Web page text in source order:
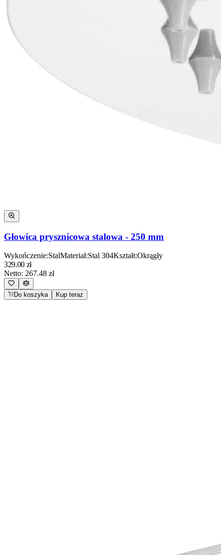
Głowica prysznicowa stalowa - 250 mm
Wykończenie:StalMateriał:Stal 304Kształt:Okrągły
329.00 zł
Netto: 267.48 zł
Do koszyka Kup teraz